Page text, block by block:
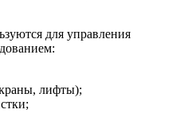
для управления
лифты);